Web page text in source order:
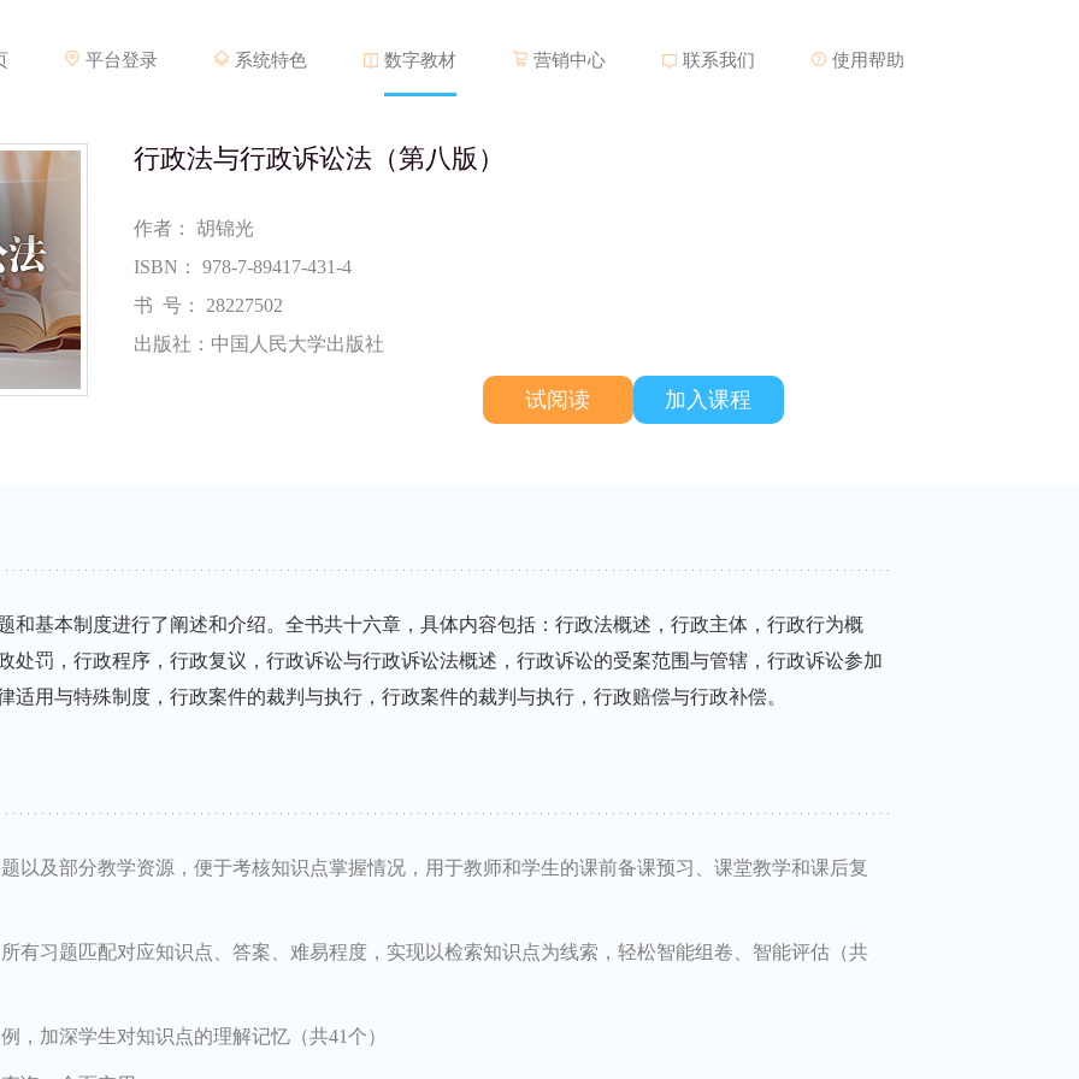
平台登录 系统特色 数字教材 营销中心 联系我们 使用帮助
行政法与行政诉讼法（第八版）
作者：
胡锦光
ISBN： 978-7-89417-431-4
书 号： 28227502
出版社：中国人民大学出版社
试阅读 加入课程
和基本制度进行了阐述和介绍。全书共十六章，具体内容包括：行政法概述，行政主体，行政行为概
处罚，行政程序，行政复议，行政诉讼与行政诉讼法概述，行政诉讼的受案范围与管辖，行政诉讼参加
适用与特殊制度，行政案件的裁判与执行，行政案件的裁判与执行，行政赔偿与行政补偿。
以及部分教学资源，便于考核知识点掌握情况，用于教师和学生的课前备课预习、课堂教学和课后复
有习题匹配对应知识点、答案、难易程度，实现以检索知识点为线索，轻松智能组卷、智能评估（共
加深学生对知识点的理解记忆（共41个）